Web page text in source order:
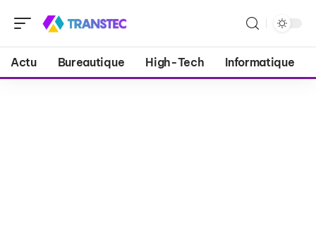
Actu Bureautique High-Tech Informatique